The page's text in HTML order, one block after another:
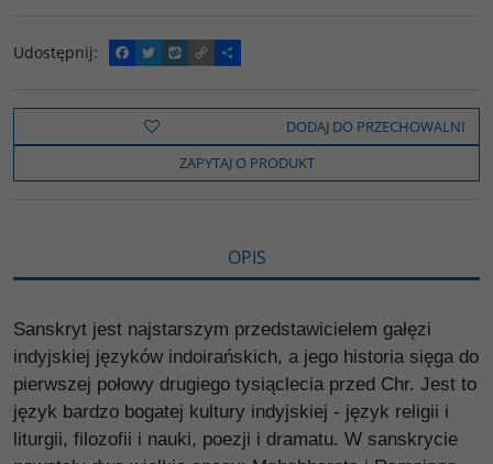
Udostępnij:
F
a
e
o
k
T
w
t
t
e
W
y
o
C
o
y
i
n
k
P
o
z
e
l
s
DODAJ DO PRZECHOWALNI
ZAPYTAJ O PRODUKT
OPIS
Sanskryt jest najstarszym przedstawicielem gałęzi
indyjskiej języków indoirańskich, a jego historia sięga do
pierwszej połowy drugiego tysiąclecia przed Chr. Jest to
język bardzo bogatej kultury indyjskiej - język religii i
liturgii, filozofii i nauki, poezji i dramatu. W sanskrycie